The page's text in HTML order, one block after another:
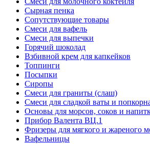
Сырная пенка
Сопутствующие товары
Смеси для вафель
Смеси для выпечки
Горячий шоколад
Взбивной крем для капкейков
Топпинги
Посыпки
Сиропы
Смеси для граниты (слаш)
Смеси для сладкой ваты и
Основы для морсов, соков и
Прибор Валента ВЦ.1
Фризеры для мягкого и жареного
Вафельницы